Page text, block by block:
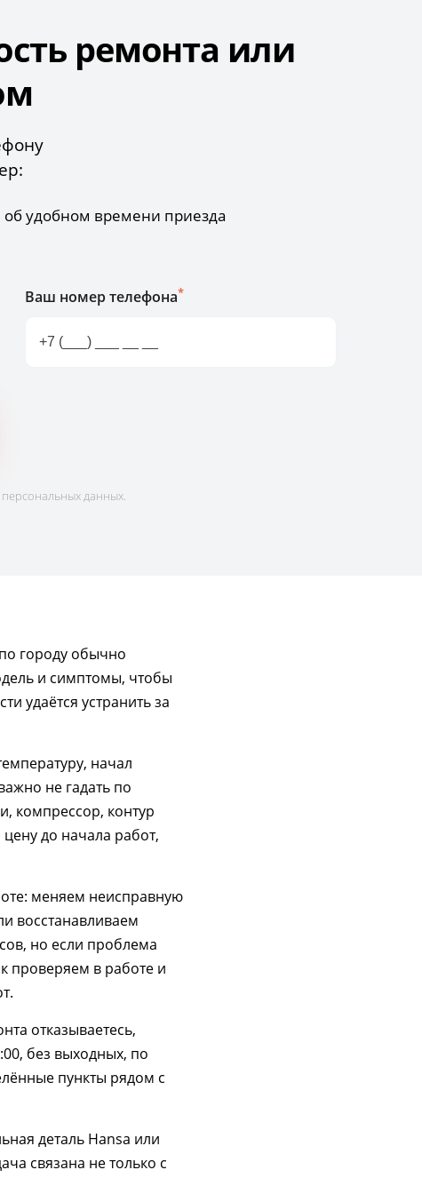
ремонта или
об удобном времени приезда
Ваш номер телефона*
данных.
городу обычно
и симптомы, чтобы
удаётся устранить за
начал
не гадать по
компрессор, контур
до начала работ,
меняем неисправную
восстанавливаем
но если проблема
проверяем в работе и
отказываетесь,
без выходных, по
пункты рядом с
деталь Hansa или
связана не только с